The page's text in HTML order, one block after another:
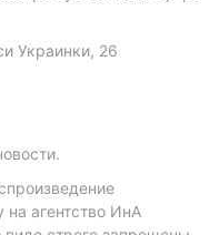
Украинки, 26
агентство ИнА